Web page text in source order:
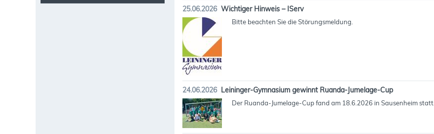
25.06.2026 Wichtiger Hinweis – IServ
Bitte beachten Sie die Störungsmeldung.
24.06.2026 Leininger-Gymnasium gewinnt Ruanda-Jumelage-Cup
Der Ruanda-Jumelage-Cup fand am 18.6.2026 in Sausenheim statt.